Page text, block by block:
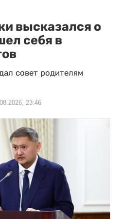
высказался о
себя в
совет родителям
23:46